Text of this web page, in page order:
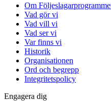
Om
Vad gör vi
Vad vill vi
Vad ser vi
Var finns vi
Historik
Organisationen
Ord och begrepp
Integritetspolicy
Engagera dig